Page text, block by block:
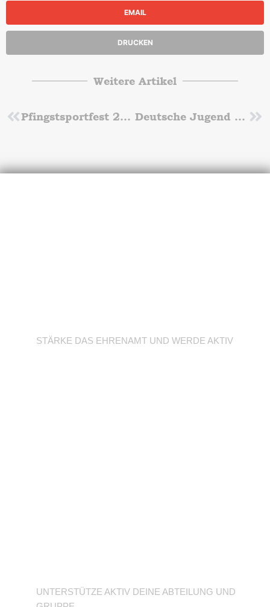
EMAIL
DRUCKEN
Weitere Artikel
Zurück Pfingstsportfest 2022 findet statt Deutsche Jugend Hallenmeisterschaften in Sindelfingen
STÄRKE DAS EHRENAMT UND WERDE AKTIV
UNTERSTÜTZE AKTIV DEINE ABTEILUNG UND